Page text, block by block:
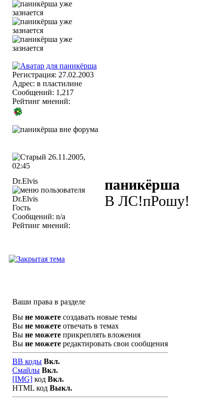
Регистрация: 27.02.2003
Адрес: в пластилине
Сообщений: 1,217
Рейтинг мнений:
26.11.2005,
02:45
Dr.Elvis
Гость
Сообщений: n/a
Рейтинг мнений:
паникёрша
В ЛС!пРошу!
Ваши права в разделе
Вы не можете создавать новые темы
Вы не можете отвечать в темах
Вы не можете прикреплять вложения
Вы не можете редактировать свои сообщения
BB коды Вкл.
Смайлы Вкл.
[IMG] код Вкл.
HTML код Выкл.